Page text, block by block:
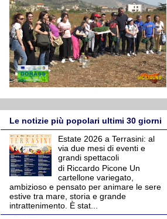
Le notizie più popolari ultimi 30 giorni
Estate 2026 a Terrasini: al
via due mesi di eventi e
grandi spettacoli
di Riccardo Picone Un
cartellone variegato,
ambizioso e pensato per animare le sere
estive tra mare, storia e grande
intrattenimento. È stat...